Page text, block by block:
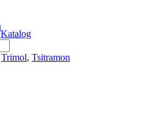
Katalog
Trimol, Tsitramon